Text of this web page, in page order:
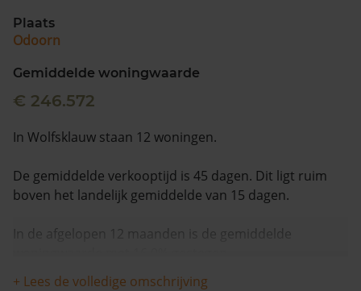
Plaats
Odoorn
Gemiddelde woningwaarde
€ 246.572
In Wolfsklauw staan 12 woningen.
De gemiddelde verkooptijd is 45 dagen. Dit ligt ruim
boven het landelijk gemiddelde van 15 dagen.
In de afgelopen 12 maanden is de gemiddelde
+ Lees de volledige omschrijving